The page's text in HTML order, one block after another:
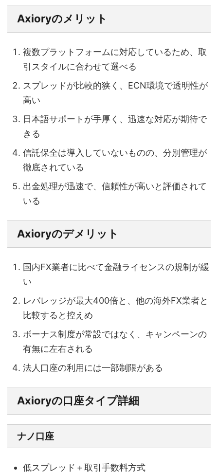
Axioryのメリット
複数プラットフォームに対応しているため、取
引スタイルに合わせて選べる
スプレッドが比較的狭く、ECN環境で透明性が
高い
日本語サポートが手厚く、迅速な対応が期待で
きる
信託保全は導入していないものの、分別管理が
徹底されている
出金処理が迅速で、信頼性が高いと評価されて
いる
Axioryのデメリット
国内FX業者に比べて金融ライセンスの規制が緩
い
レバレッジが最大400倍と、他の海外FX業者と
比較すると控えめ
ボーナス制度が常設ではなく、キャンペーンの
有無に左右される
法人口座の利用には一部制限がある
Axioryの口座タイプ詳細
ナノ口座
低スプレッド＋取引手数料方式